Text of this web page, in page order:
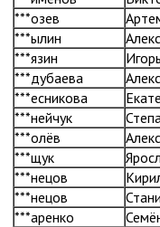
***озев
***ылин
***язин
***дубаева
***есникова
***нейчук
***олёв
***щук
***нецов
***нецов
***аренко